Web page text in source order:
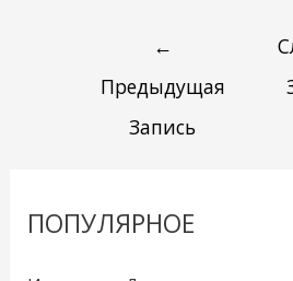
←
Предыдущая
Запись
ПОПУЛЯРНОЕ